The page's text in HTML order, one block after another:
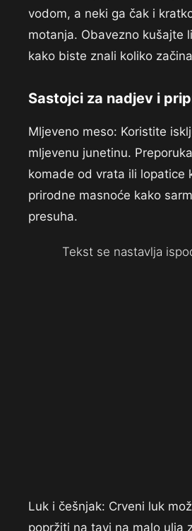
vodom, a neki ga čak i
motanja. Obavezno kušajte
kako biste znali koliko
Sastojci za nadjev i
Mljeveno meso: Koristite
mljevenu junetinu.
komade od vrata ili lopatice
prirodne masnoće kako
presuha.
Tekst se nastavlja
Luk i češnjak: Crveni luk
popržiti na tavi na malo ulja